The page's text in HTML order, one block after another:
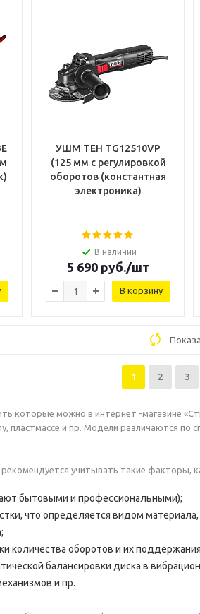
УШМ TEH TG12510VP
(125 мм с регулировкой
оборотов (константная
электроника)
В наличии
5 690руб./шт
В корзину
1 2 3
которые можно в интернет -магазине
пластмассе и пр. Модели различаются
учитывать такие факторы,
бытовыми и профессиональными);
что определяется видом
количества оборотов и их
балансировки диска в
и пр.